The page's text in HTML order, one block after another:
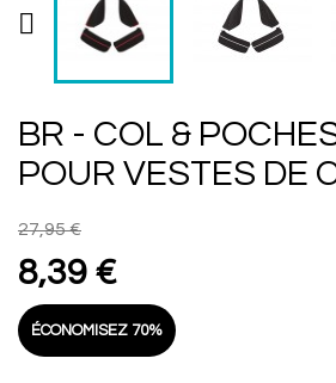

BR - COL &
POUR VESTES DE
27,95 €
8,39 €
ÉCONOMISEZ 70%